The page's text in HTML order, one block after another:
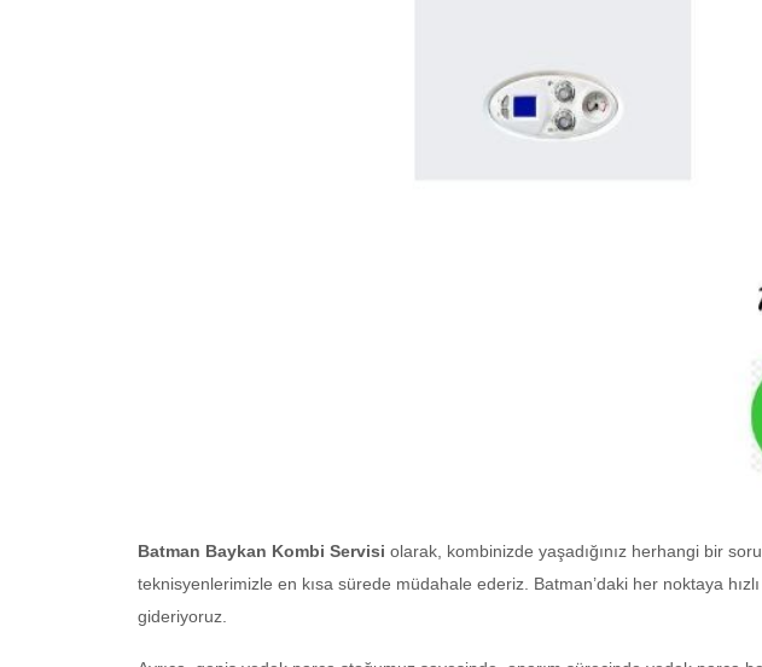
Batman Baykan Kombi Servisi olarak, kombinizde yaşadığınız herhangi bir
teknisyenlerimizle en kısa sürede müdahale ederiz. Batman’daki her noktaya
gideriyoruz.